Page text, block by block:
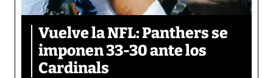
Vuelve la NFL: Panthers se
imponen 33-30 ante los
Cardinals